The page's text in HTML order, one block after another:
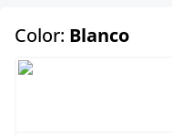
Color: Blancoselect